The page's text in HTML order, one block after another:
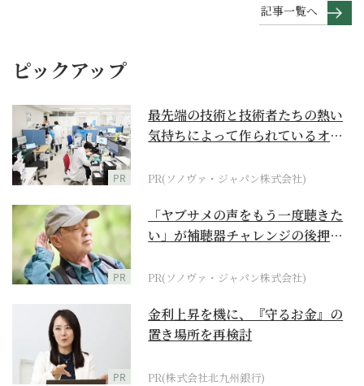
記事一覧へ
ピックアップ
PR
最先端の技術と技術者たちの熱い
気持ちによって作られているオー
PR(ソノヴァ・ジャパン株式会社)
PR
「ヤブサメの声をもう一度聴きた
い」が補聴器チャレンジの後押し
PR(ソノヴァ・ジャパン株式会社)
PR
金利上昇を機に、『守るお金』の
置き場所を再検討
PR(株式会社北九州銀行)